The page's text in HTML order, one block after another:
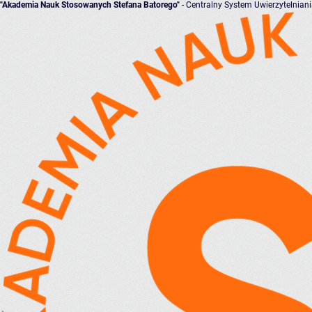
"Akademia Nauk Stosowanych Stefana Batorego" - Centralny System